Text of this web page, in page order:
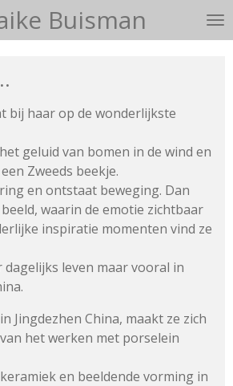
Buisman
bij haar op de wonderlijkste
geluid van bomen in de wind en
Zweeds beekje.
en ontstaat beweging. Dan
waarin de emotie zichtbaar
inspiratie momenten vind ze
leven maar vooral in
Jingdezhen China, maakt ze zich
het werken met porselein
en beeldende vorming in